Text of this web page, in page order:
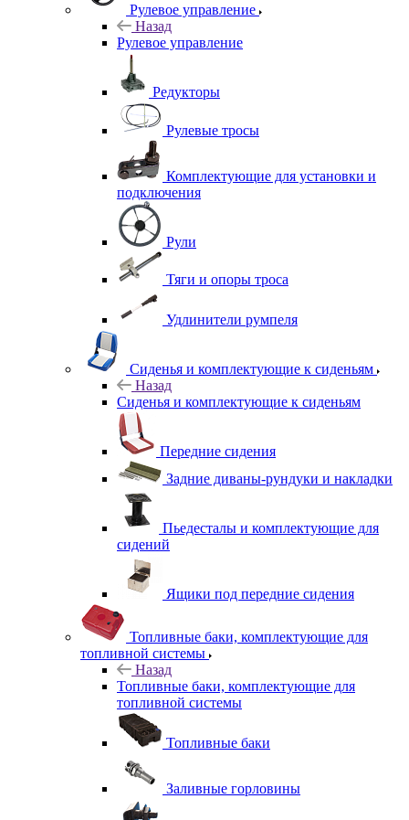
Рулевое управление
Назад
Рулевое управление
Редукторы
Рулевые тросы
Комплектующие для установки и
подключения
Рули
Тяги и опоры троса
Удлинители румпеля
Сиденья и комплектующие к сиденьям
Назад
Сиденья и комплектующие к сиденьям
Передние сидения
Задние диваны-рундуки и накладки
Пьедесталы и комплектующие для
сидений
Ящики под передние сидения
Топливные баки, комплектующие для
топливной системы
Назад
Топливные баки, комплектующие для
топливной системы
Топливные баки
Заливные горловины